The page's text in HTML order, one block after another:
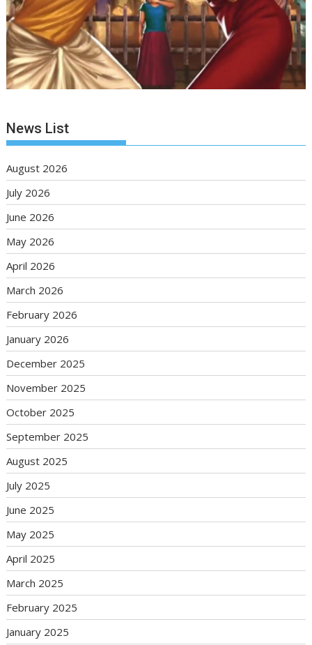
News List
August 2026
July 2026
June 2026
May 2026
April 2026
March 2026
February 2026
January 2026
December 2025
November 2025
October 2025
September 2025
August 2025
July 2025
June 2025
May 2025
April 2025
March 2025
February 2025
January 2025